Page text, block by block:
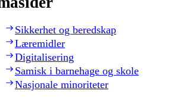
Sikkerhet og beredskap
Læremidler
Digitalisering
Samisk i barnehage og skole
Nasjonale minoriteter